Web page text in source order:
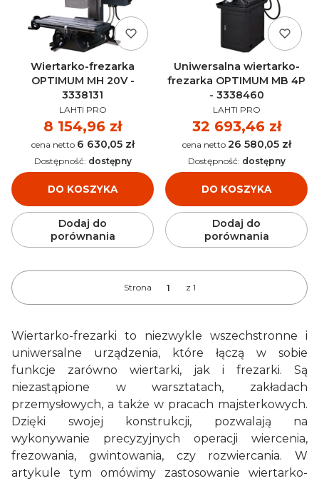
Wiertarko-frezarka
OPTIMUM MH 20V -
3338131
PRODUCENT
LAHTI PRO
Cena
8 154,96 zł
Cena 6 630,05 zł
DO KOSZYKA
Dostępność: dostępny
Dodaj do
porównania
Uniwersalna wiertarko-
frezarka OPTIMUM MB 4P
- 3338460
PRODUCENT
LAHTI PRO
Cena
32 693,46 zł
Cena 26 580,05 zł
DO KOSZYKA
Dostępność: dostępny
Dodaj do
porównania
Strona z 1
Wiertarko-frezarki to niezwykle wszechstronne i
uniwersalne urządzenia, które łączą w sobie
funkcje zarówno wiertarki, jak i frezarki. Są
niezastąpione w warsztatach, zakładach
przemysłowych, a także w pracach majsterkowych.
Dzięki swojej konstrukcji, pozwalają na
wykonywanie precyzyjnych operacji wiercenia,
frezowania, gwintowania, czy rozwiercania. W
artykule tym omówimy zastosowanie wiertarko-